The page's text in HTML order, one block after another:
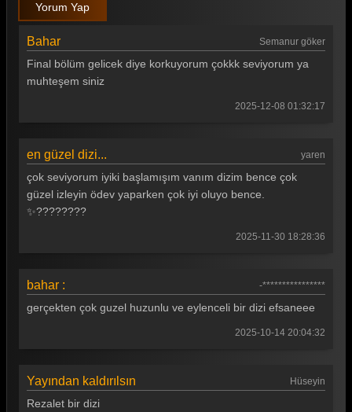
Yorum Yap
Bahar Semanur göker
Final bölüm gelicek diye korkuyorum çokkk seviyorum ya
muhteşem siniz
2025-12-08 01:32:17
en güzel dizi... yaren
çok seviyorum iyiki başlamışım vanım dizim bence çok
güzel izleyin ödev yaparken çok iyi oluyo bence.
✨????????
2025-11-30 18:28:36
bahar : -****************
gerçekten çok guzel huzunlu ve eylenceli bir dizi efsaneee
2025-10-14 20:04:32
Yayından kaldırılsın Hüseyin
Rezalet bir dizi